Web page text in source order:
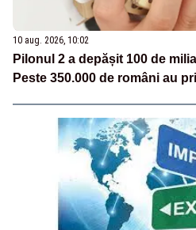
10 aug. 2026, 10:02
Pilonul 2 a depășit 100 de
Peste 350.000 de români au